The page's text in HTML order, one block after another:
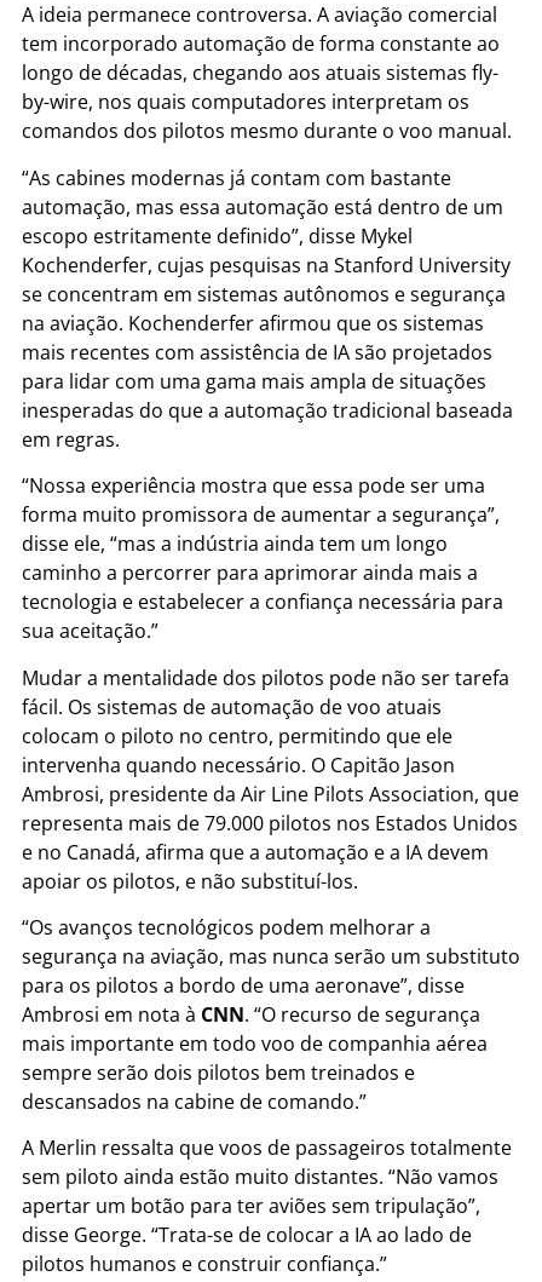
A ideia permanece controversa. A aviação comercial
tem incorporado automação de forma constante ao
longo de décadas, chegando aos atuais sistemas fly-
by-wire, nos quais computadores interpretam os
comandos dos pilotos mesmo durante o voo manual.
“As cabines modernas já contam com bastante
automação, mas essa automação está dentro de um
escopo estritamente definido”, disse Mykel
Kochenderfer, cujas pesquisas na Stanford University
se concentram em sistemas autônomos e segurança
na aviação. Kochenderfer afirmou que os sistemas
mais recentes com assistência de IA são projetados
para lidar com uma gama mais ampla de situações
inesperadas do que a automação tradicional baseada
em regras.
“Nossa experiência mostra que essa pode ser uma
forma muito promissora de aumentar a segurança”,
disse ele, “mas a indústria ainda tem um longo
caminho a percorrer para aprimorar ainda mais a
tecnologia e estabelecer a confiança necessária para
sua aceitação.”
Mudar a mentalidade dos pilotos pode não ser tarefa
fácil. Os sistemas de automação de voo atuais
colocam o piloto no centro, permitindo que ele
intervenha quando necessário. O Capitão Jason
Ambrosi, presidente da Air Line Pilots Association, que
representa mais de 79.000 pilotos nos Estados Unidos
e no Canadá, afirma que a automação e a IA devem
apoiar os pilotos, e não substituí-los.
“Os avanços tecnológicos podem melhorar a
segurança na aviação, mas nunca serão um substituto
para os pilotos a bordo de uma aeronave”, disse
Ambrosi em nota à CNN. “O recurso de segurança
mais importante em todo voo de companhia aérea
sempre serão dois pilotos bem treinados e
descansados na cabine de comando.”
A Merlin ressalta que voos de passageiros totalmente
sem piloto ainda estão muito distantes. “Não vamos
apertar um botão para ter aviões sem tripulação”,
disse George. “Trata-se de colocar a IA ao lado de
pilotos humanos e construir confiança.”